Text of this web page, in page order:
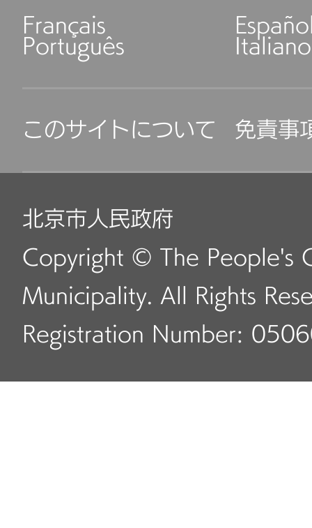
Français
Português Italiano
このサイトについて 免責事
北京市人民政府
Copyright © The People's
Municipality. All Rights
Registration Number: